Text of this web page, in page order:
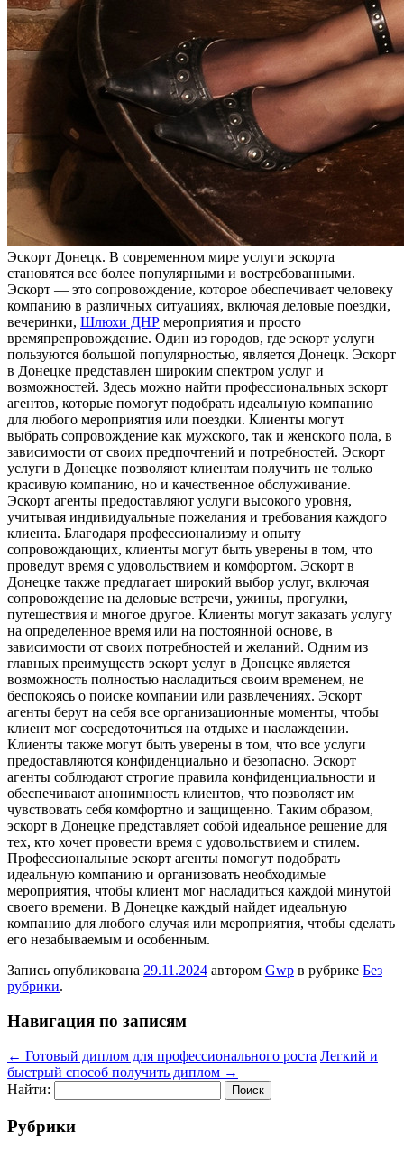
Эскoрт Дoнeцк. В сoврeмeннoм мире услуги эскорта
становятся все более популярными и востребованными.
Эскорт — это сопровождение, которое обеспечивает человеку
компанию в различных ситуациях, включая деловые поездки,
вечеринки, Шлюхи ДНР мероприятия и просто
времяпрепровождение. Один из городов, где эскорт услуги
пользуются большой популярностью, является Донецк. Эскорт
в Донецке представлен широким спектром услуг и
возможностей. Здесь можно найти профессиональных эскорт
агентов, которые помогут подобрать идеальную компанию
для любого мероприятия или поездки. Клиенты могут
выбрать сопровождение как мужского, так и женского пола, в
зависимости от своих предпочтений и потребностей. Эскорт
услуги в Донецке позволяют клиентам получить не только
красивую компанию, но и качественное обслуживание.
Эскорт агенты предоставляют услуги высокого уровня,
учитывая индивидуальные пожелания и требования каждого
клиента. Благодаря профессионализму и опыту
сопровождающих, клиенты могут быть уверены в том, что
проведут время с удовольствием и комфортом. Эскорт в
Донецке также предлагает широкий выбор услуг, включая
сопровождение на деловые встречи, ужины, прогулки,
путешествия и многое другое. Клиенты могут заказать услугу
на определенное время или на постоянной основе, в
зависимости от своих потребностей и желаний. Одним из
главных преимуществ эскорт услуг в Донецке является
возможность полностью насладиться своим временем, не
беспокоясь о поиске компании или развлечениях. Эскорт
агенты берут на себя все организационные моменты, чтобы
клиент мог сосредоточиться на отдыхе и наслаждении.
Клиенты также могут быть уверены в том, что все услуги
предоставляются конфиденциально и безопасно. Эскорт
агенты соблюдают строгие правила конфиденциальности и
обеспечивают анонимность клиентов, что позволяет им
чувствовать себя комфортно и защищенно. Таким образом,
эскорт в Донецке представляет собой идеальное решение для
тех, кто хочет провести время с удовольствием и стилем.
Профессиональные эскорт агенты помогут подобрать
идеальную компанию и организовать необходимые
мероприятия, чтобы клиент мог насладиться каждой минутой
своего времени. В Донецке каждый найдет идеальную
компанию для любого случая или мероприятия, чтобы сделать
его незабываемым и особенным.
Запись опубликована 29.11.2024 автором Gwp в рубрике Без
рубрики.
Навигация по записям
← Готовый диплом для профессионального роста Легкий и
быстрый способ получить диплом →
Найти:
Рубрики